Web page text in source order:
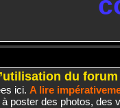
du forum
ici. A lire
poster des photos, des